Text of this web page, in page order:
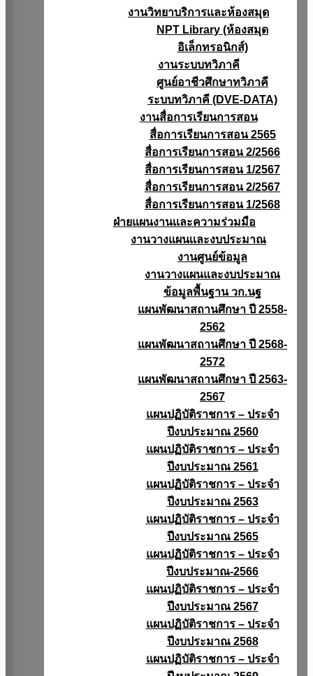
งานวิทยาบริการเเละห้องสมุด
NPT Library (ห้องสมุด
อิเล็กทรอนิกส์)
งานระบบทวิภาคี
ศูนย์อาชีวศึกษาทวิภาคี
ระบบทวิภาคี (DVE-DATA)
งานสื่อการเรียนการสอน
สื่อการเรียนการสอน 2565
สื่อการเรียนการสอน 2/2566
สื่อการเรียนการสอน 1/2567
สื่อการเรียนการสอน 2/2567
สื่อการเรียนการสอน 1/2568
ฝ่ายแผนงานเเละความร่วมมือ
งานวางแผนเเละงบประมาณ
งานศูนย์ข้อมูล
งานวางแผนและงบประมาณ
ข้อมูลพื้นฐาน วก.นฐ
แผนพัฒนาสถานศึกษา ปี 2558-
2562
แผนพัฒนาสถานศึกษา ปี 2568-
2572
แผนพัฒนาสถานศึกษา ปี 2563-
2567
แผนปฏิบัติราชการ – ประจำ
ปีงบประมาณ 2560
แผนปฏิบัติราชการ – ประจำ
ปีงบประมาณ 2561
แผนปฏิบัติราชการ – ประจำ
ปีงบประมาณ 2563
แผนปฏิบัติราชการ – ประจำ
ปีงบประมาณ 2565
แผนปฏิบัติราชการ – ประจำ
ปีงบประมาณ-2566
แผนปฏิบัติราชการ – ประจำ
ปีงบประมาณ 2567
แผนปฏิบัติราชการ – ประจำ
ปีงบประมาณ 2568
แผนปฏิบัติราชการ – ประจำ